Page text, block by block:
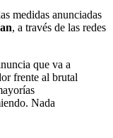
medidas anunciadas
, a través de las redes
que va a
frente al brutal
Nada